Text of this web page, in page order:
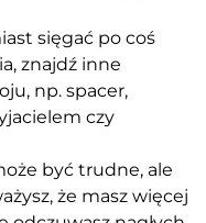
sięgać po coś
znajdź inne
np. spacer,
czy
być trudne, ale
że masz więcej